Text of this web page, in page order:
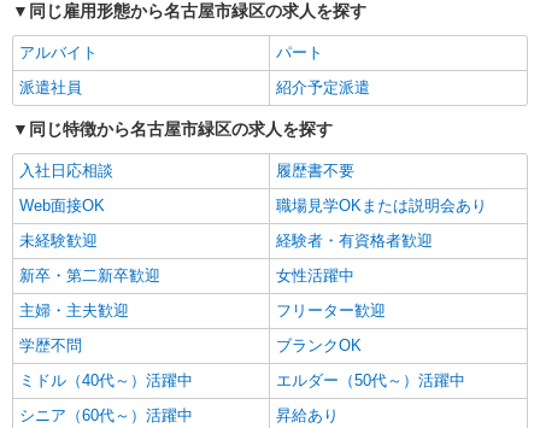
キープ 詳細を見る
パート
パナソニック エイジフリーケアセンターみどり
デイサービス／介護職／パート
時給1193円〜1257円 ※経験・能力・資格等に
よる 社会福祉士・介護福祉士 時給1257円 その他
資格 時給1193円 ※一律処遇改善加算含む 〇時間
外勤務手当 〇土日祝勤務手当 〇無事故無違反表彰
金 〇年末年始勤務手当
パナソニック エイジフリーケアセンターみど
り 愛知県名古屋市緑区相川3-38
キープ 詳細を見る
正社員
エイジフリーハウス名古屋篠の風
介護職／サービス付き高齢者向け住宅／正社員
／介護福祉士
同じ雇用形態から名古屋市緑区の求人を探す
アルバイト
パート
派遣社員
紹介予定派遣
同じ特徴から名古屋市緑区の求人を探す
入社日応相談
履歴書不要
Web面接OK
職場見学OKまたは説明会あり
未経験歓迎
経験者・有資格者歓迎
新卒・第二新卒歓迎
女性活躍中
主婦・主夫歓迎
フリーター歓迎
学歴不問
ブランクOK
ミドル（40代～）活躍中
エルダー（50代～）活躍中
シニア（60代～）活躍中
昇給あり